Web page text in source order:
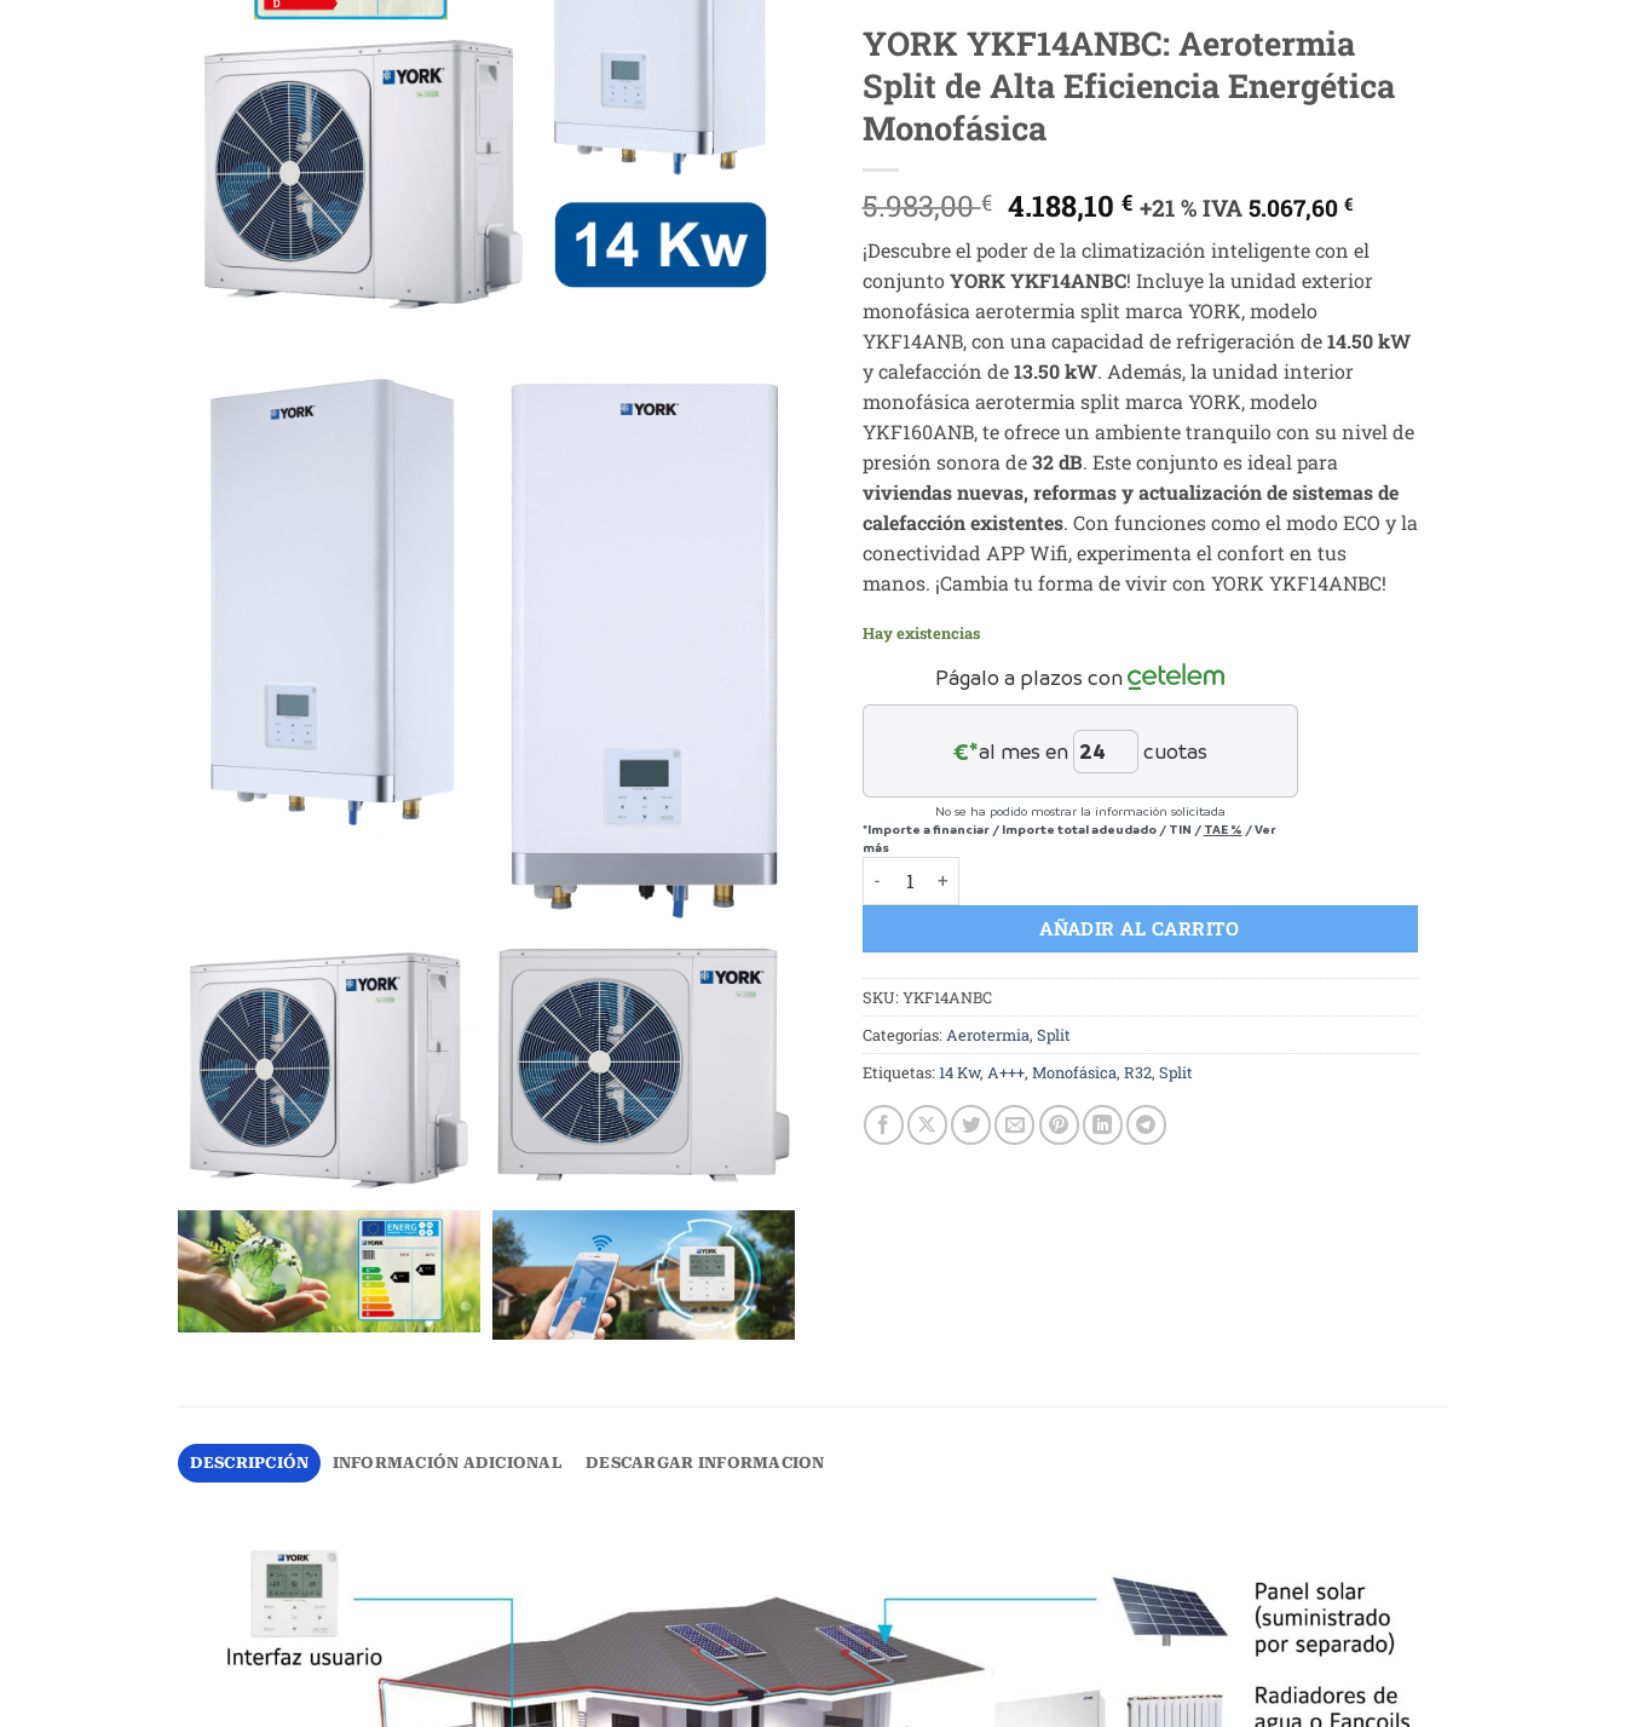
YORK YKF14ANBC: Aerotermia
Split de Alta Eficiencia Energética
Monofásica
5.983,00€ El
precio
original
era:
5.983,00 €.
4.188,10 €El
precio
actual
es:
4.188,10 €.
+21 % IVA 5.067,60 €
¡Descubre el poder de la climatización inteligente con el
conjuntoYORK YKF14ANBC! Incluye la unidad exterior
monofásica aerotermia split marca YORK, modelo
YKF14ANB, con una capacidad de refrigeración de14.50 kW
y calefacción de13.50 kW. Además, la unidad interior
monofásica aerotermia split marca YORK, modelo
YKF160ANB, te ofrece un ambiente tranquilo con su nivel de
presión sonora de32 dB. Este conjunto es ideal para
viviendas nuevas, reformas y actualización de sistemas de
calefacción existentes. Con funciones como el modo ECO y la
conectividad APP Wifi, experimenta el confort en tus
manos. ¡Cambia tu forma de vivir con YORK YKF14ANBC!
Hay existencias
Págalo a plazos con
€*al mes en cuotas
No se ha podido mostrar la información solicitada
*Importe a financiar / Importe total adeudado / TIN / TAE % /Ver
más
YORK YKF14ANBC: Aerotermia Split de Alta Eficiencia Energética Monofásica cantidad
AÑADIR AL CARRITO
SKU:YKF14ANBC
Categorías: Aerotermia, Split
Etiquetas:14 Kw, A+++, Monofásica, R32, Split
DESCRIPCIÓN INFORMACIÓN ADICIONAL DESCARGAR INFORMACION